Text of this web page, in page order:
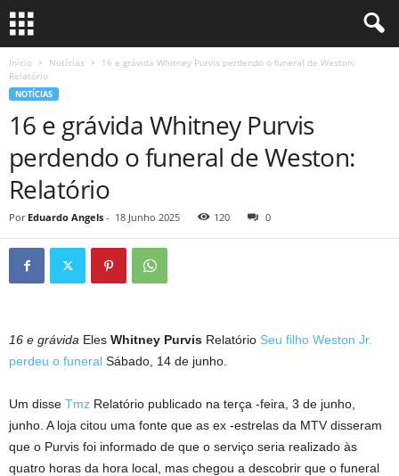
Início Notícias
16 e grávida Whitney Purvis perdendo o funeral de Weston:
Relatório
NOTÍCIAS
16 e grávida Whitney Purvis
perdendo o funeral de Weston:
Relatório
Por Eduardo Angels - 18 Junho 2025 120 0
16 e grávida Eles Whitney Purvis Relatório Seu filho Weston Jr.
perdeu o funeral Sábado, 14 de junho.
Um disse Tmz Relatório publicado na terça -feira, 3 de junho,
junho. A loja citou uma fonte que as ex -estrelas da MTV disseram
que o Purvis foi informado de que o serviço seria realizado às
quatro horas da hora local, mas chegou a descobrir que o funeral